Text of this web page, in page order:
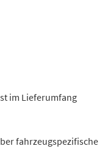
im Lieferumfang
fahrzeugspezifische